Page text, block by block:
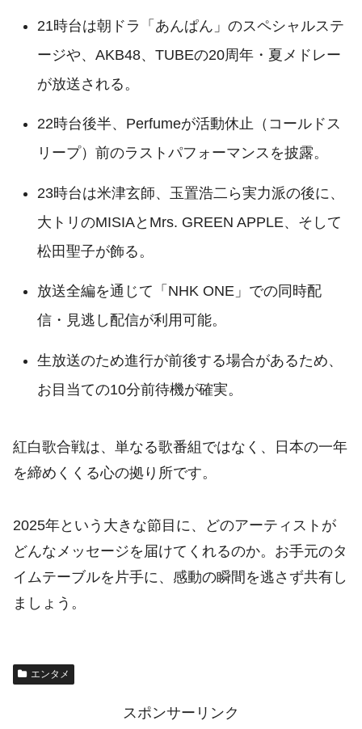
21時台は朝ドラ「あんぱん」のスペシャルステ
ージや、AKB48、TUBEの20周年・夏メドレー
が放送される。
22時台後半、Perfumeが活動休止（コールドス
リープ）前のラストパフォーマンスを披露。
23時台は米津玄師、玉置浩二ら実力派の後に、
大トリのMISIAとMrs. GREEN APPLE、そして
松田聖子が飾る。
放送全編を通じて「NHK ONE」での同時配
信・見逃し配信が利用可能。
生放送のため進行が前後する場合があるため、
お目当ての10分前待機が確実。
紅白歌合戦は、単なる歌番組ではなく、日本の一年
を締めくくる心の拠り所です。
2025年という大きな節目に、どのアーティストが
どんなメッセージを届けてくれるのか。お手元のタ
イムテーブルを片手に、感動の瞬間を逃さず共有し
ましょう。
エンタメ
スポンサーリンク